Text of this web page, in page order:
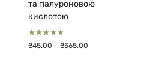
та гіалуроновою
кислотою
Оцінено в
4.88
₴45.00 – ₴565.00